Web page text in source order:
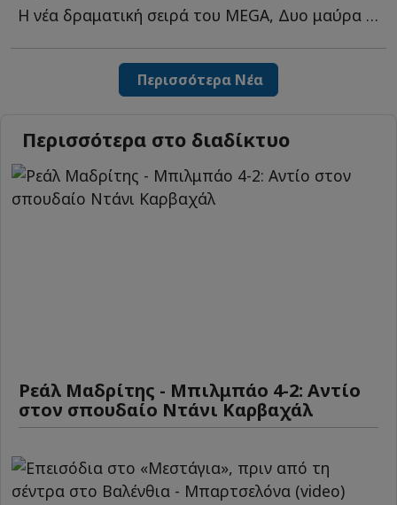
Η νέα δραματική σειρά του MEGA, Δυο μαύρα πουκάμισα, έρχεται τ...
Περισσότερα Νέα
Περισσότερα στο διαδίκτυο
Ρεάλ Μαδρίτης - Μπιλμπάο 4-2: Αντίο
στον σπουδαίο Ντάνι Καρβαχάλ